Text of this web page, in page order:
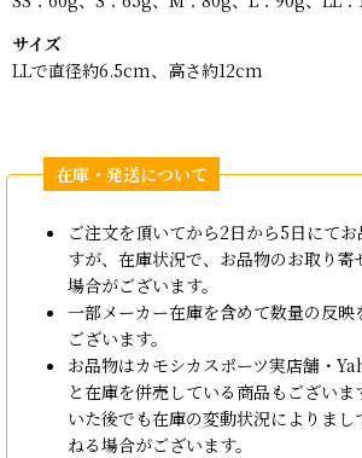
サイズ
LLで直径約6.5cm、高さ約12cm
ご注文を頂いてから2日から5日にて
すが、在庫状況で、お品物のお取り寄
場合がございます。
一部メーカー在庫を含めて数量の反
ございます。
お品物はカモシカスポーツ実店舗・
と在庫を併売している商品もござい
いた後でも在庫の変動状況によりまし
ねる場合がございます。